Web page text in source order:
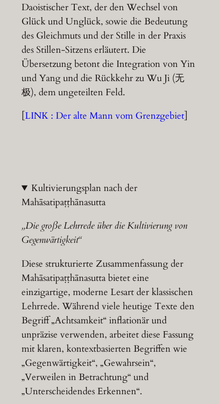
Daoistischer Text, der den Wechsel von
Glück und Unglück, sowie die Bedeutung
des Gleichmuts und der Stille in der Praxis
des Stillen-Sitzens erläutert. Die
Übersetzung betont die Integration von Yin
und Yang und die Rückkehr zu Wu Ji (无
极), dem ungeteilten Feld.
[LINK : Der alte Mann vom Grenzgebiet]
Kultivierungsplan nach der
Mahāsatipaṭṭhānasutta
„Die große Lehrrede über die Kultivierung von
Gegenwärtigkeit“
Diese strukturierte Zusammenfassung der
Mahāsatipaṭṭhānasutta bietet eine
einzigartige, moderne Lesart der klassischen
Lehrrede. Während viele heutige Texte den
Begriff „Achtsamkeit“ inflationär und
unpräzise verwenden, arbeitet diese Fassung
mit klaren, kontextbasierten Begriffen wie
„Gegenwärtigkeit“, „Gewahrsein“,
„Verweilen in Betrachtung“ und
„Unterscheidendes Erkennen“.